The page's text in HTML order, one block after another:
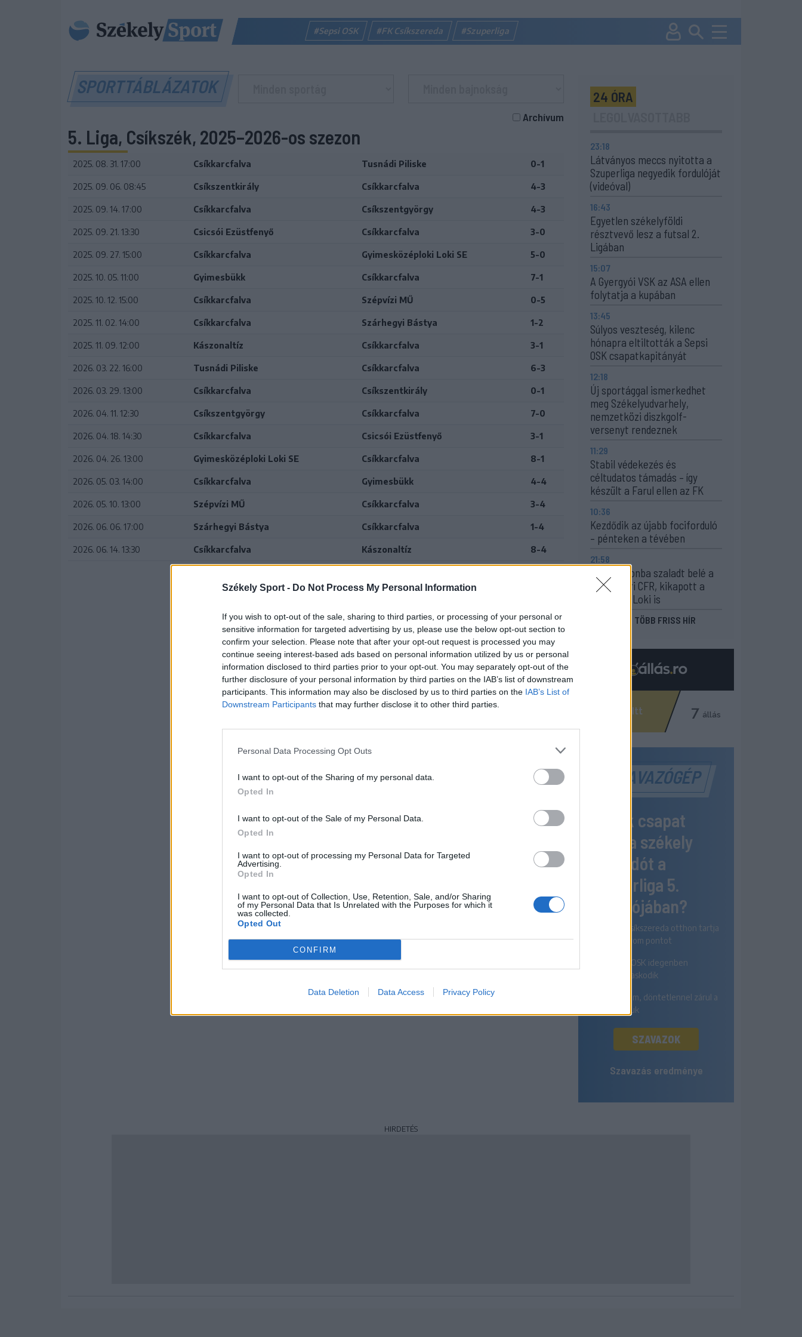
Székely Sport - Do Not Process My Personal Information
If you wish to opt-out of the sale, sharing to third parties, or processing of your personal or
sensitive information for targeted advertising by us, please use the below opt-out section to
confirm your selection. Please note that after your opt-out request is processed you may
continue seeing interest-based ads based on personal information utilized by us or personal
information disclosed to third parties prior to your opt-out. You may separately opt-out of the
further disclosure of your personal information by third parties on the IAB’s list of downstream
participants. This information may also be disclosed by us to third parties on the IAB’s List of
Downstream Participants that may further disclose it to other third parties.
Personal Data Processing Opt Outs
I want to opt-out of the Sharing of my personal data.
Opted In
I want to opt-out of the Sale of my Personal Data.
Opted In
I want to opt-out of processing my Personal Data for Targeted
Advertising.
Opted In
I want to opt-out of Collection, Use, Retention, Sale, and/or Sharing
of my Personal Data that Is Unrelated with the Purposes for which it
was collected.
Opted Out
CONFIRM
Data Deletion Data Access Privacy Policy
#Sepsi OSK #FK Csíkszereda #Szuperliga
SPORTTÁBLÁZATOK
Archívum
5. Liga, Csíkszék, 2025–2026-os szezon
2025. 08. 31. 17:00 Csíkkarcfalva Tusnádi Piliske 0-1
2025. 09. 06. 08:45 Csíkszentkirály Csíkkarcfalva 4-3
2025. 09. 14. 17:00 Csíkkarcfalva Csíkszentgyörgy 4-3
2025. 09. 21. 13:30 Csicsói Ezüstfenyő Csíkkarcfalva 3-0
2025. 09. 27. 15:00 Csíkkarcfalva Gyimesközéploki Loki SE 5-0
2025. 10. 05. 11:00 Gyimesbükk Csíkkarcfalva 7-1
2025. 10. 12. 15:00 Csíkkarcfalva Szépvízi MŰ 0-5
2025. 11. 02. 14:00 Csíkkarcfalva Szárhegyi Bástya 1-2
2025. 11. 09. 12:00 Kászonaltíz Csíkkarcfalva 3-1
2026. 03. 22. 16:00 Tusnádi Piliske Csíkkarcfalva 6-3
2026. 03. 29. 13:00 Csíkkarcfalva Csíkszentkirály 0-1
2026. 04. 11. 12:30 Csíkszentgyörgy Csíkkarcfalva 7-0
2026. 04. 18. 14:30 Csíkkarcfalva Csicsói Ezüstfenyő 3-1
2026. 04. 26. 13:00 Gyimesközéploki Loki SE Csíkkarcfalva 8-1
2026. 05. 03. 14:00 Csíkkarcfalva Gyimesbükk 4-4
2026. 05. 10. 13:00 Szépvízi MŰ Csíkkarcfalva 3-4
2026. 06. 06. 17:00 Szárhegyi Bástya Csíkkarcfalva 1-4
2026. 06. 14. 13:30 Csíkkarcfalva Kászonaltíz 8-4
24 ÓRA
23:18
Látványos meccs nyitotta a
Szuperliga negyedik fordulóját
(videóval)
16:43
Egyetlen székelyföldi
résztvevő lesz a futsal 2.
Ligában
15:07
A Gyergyói VSK az ASA ellen
folytatja a kupában
13:45
Súlyos veszteség, kilenc
hónapra eltiltották a Sepsi
OSK csapatkapitányát
12:18
Új sportággal ismerkedhet
meg Székelyudvarhely,
nemzetközi diszkgolf-
versenyt rendeznek
11:29
Stabil védekezés és
céltudatos támadás – így
készült a Farul ellen az FK
10:36
Kezdődik az újabb fociforduló
– pénteken a tévében
21:58
Nagy pofonba szaladt belé a
Kolozsvári CFR, kikapott a
Győr és a Loki is
MÉG TÖBB FRISS HÍR
SZAVAZÓGÉP
Melyik csapat
nyeri a székely
rangadót a
Szuperliga 5.
fordulójában?
Az FK Csíkszereda otthon tartja
mindhárom pontot
A Sepsi OSK idegenben
diadalmaskodik
Egyik sem, döntetlennel zárul a
párharcuk
SZAVAZOK
Szavazás eredménye
HIRDETÉS